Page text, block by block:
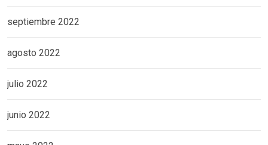
septiembre 2022
agosto 2022
julio 2022
junio 2022